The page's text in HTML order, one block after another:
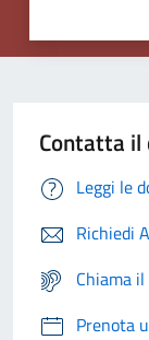
Contatta il
Leggi le
Richiedi
Chiama
Prenota